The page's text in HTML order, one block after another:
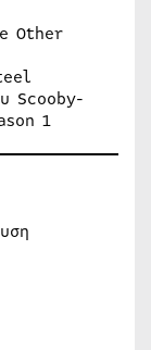
Other
Scooby-
1